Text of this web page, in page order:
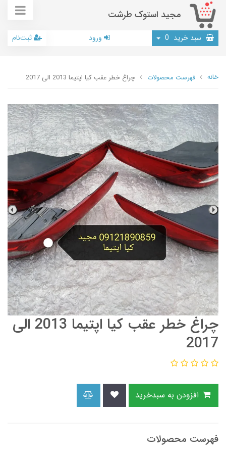
مجید استوک طرشت
سبد خرید 0 ورود ثبت‌نام
خانه فهرست محصولات چراغ خطر عقب کیا اپتیما 2013 الی 2017
چراغ خطر عقب کیا اپتیما 2013 الی
2017
فهرست محصولات